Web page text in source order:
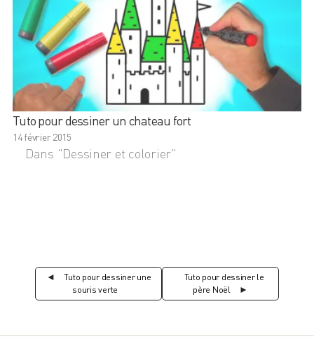
Tuto pour dessiner un chateau fort
14 février 2015
Dans "Dessiner et colorier"
◄
Tuto pour dessiner une
souris verte
Tuto pour dessiner le
père Noël
►